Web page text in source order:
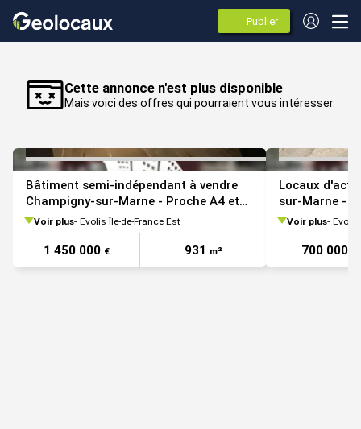
Publier
des
annonces
Cette annonce n'est plus disponible
Mais voici des offres qui pourraient vous intéresser.
VOIR TOUTES LES PHOTOS
Bâtiment semi-indépendant à vendre
Champigny-sur-Marne - Proche A4 et
A86
Voir plus Evolis Île-de-France Est
1 450 000 € 931 m²
Locaux
sur-Marne -
Voir plus Evolis
700 000